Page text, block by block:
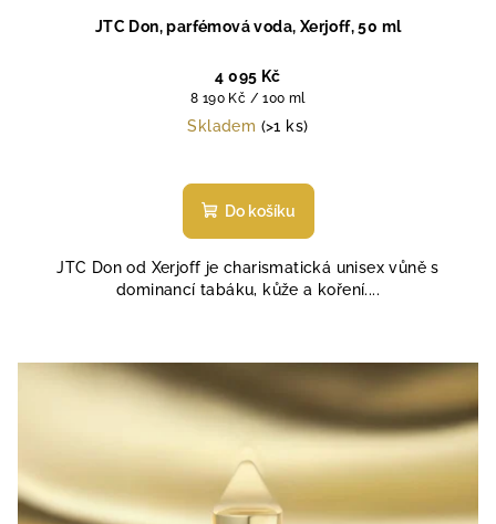
JTC Don, parfémová voda, Xerjoff, 50 ml
4 095 Kč
Měrná
cena:
8 190 Kč / 100 ml
Skladem (>1 ks)
hodnocení
produktu
z
5
Do košíku
JTC Don od Xerjoff je charismatická unisex vůně s
dominancí tabáku, kůže a koření....